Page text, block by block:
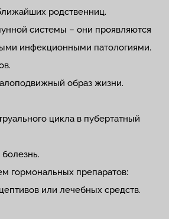
родственниц.
системы – они проявляются
инфекционными патологиями.
образ жизни.
цикла в пубертатный
гормональных препаратов:
или лечебных средств.